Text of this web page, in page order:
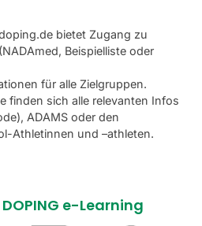
bietet Zugang zu
Beispielliste oder
für alle Zielgruppen.
finden sich alle relevanten Infos
ADAMS oder den
Athletinnen und –athleten.
DOPING e-Learning